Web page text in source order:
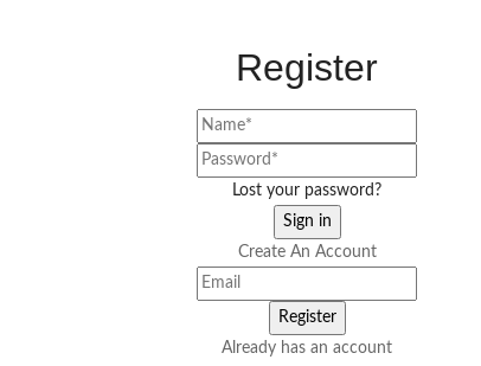
Register
Lost your password?
Create An Account
Already has an account